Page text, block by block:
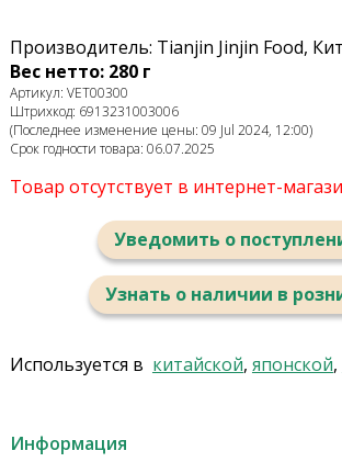
Производитель: Tianjin Jinjin Food,
Вес нетто: 280 г
Артикул: VET00300
Штрихкод: 6913231003006
(Последнее изменение цены: 09 Jul 2024, 12:00)
Срок годности товара: 06.07.2025
Товар отсутствует в интернет-
Уведомить о
Узнать о наличии в
Используется в китайской, японской,
Информация